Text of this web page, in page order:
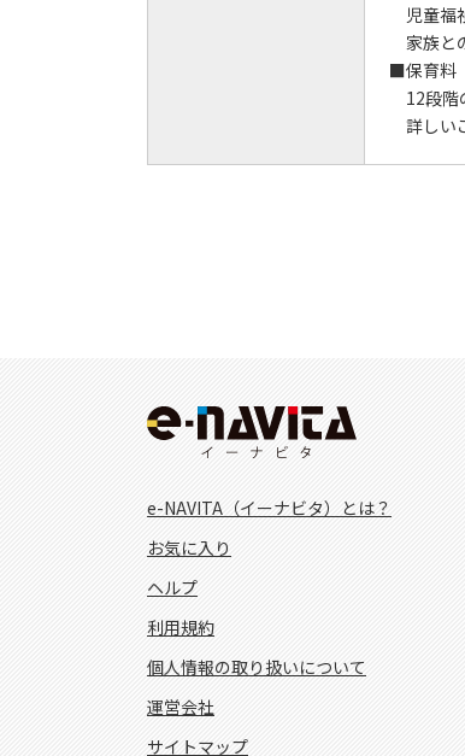
児童福
家族と
■保育料
12段階
詳しい
e-NAVITA（イーナビタ）とは？
お気に入り
ヘルプ
利用規約
個人情報の取り扱いについて
運営会社
サイトマップ